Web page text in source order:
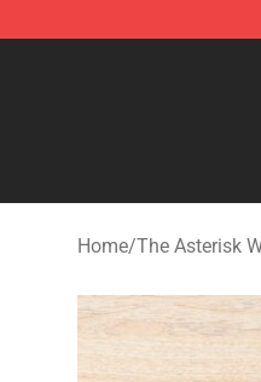
Home/The Asterisk